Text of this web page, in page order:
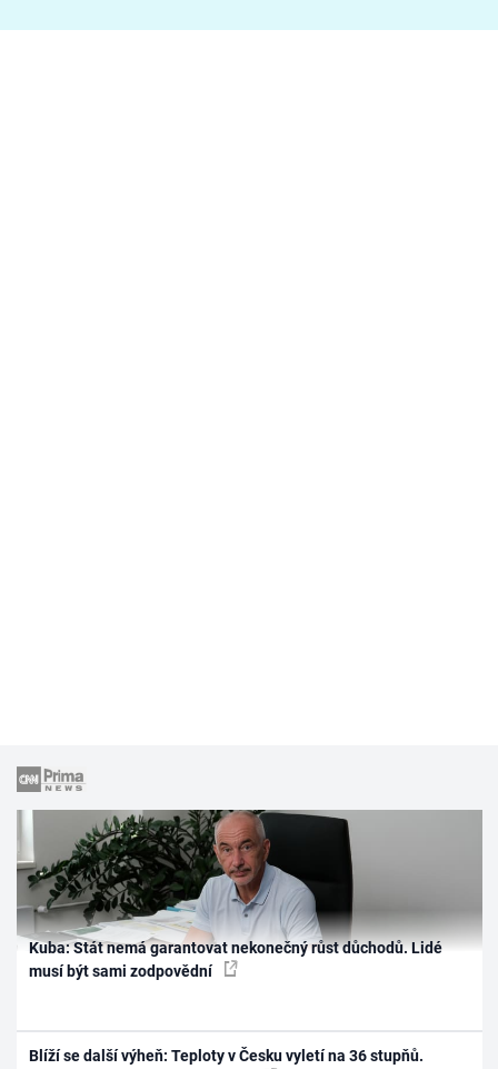
Kuba: Stát nemá garantovat nekonečný růst důchodů. Lidé
musí být sami zodpovědní
Blíží se další výheň: Teploty v Česku vyletí na 36 stupňů.